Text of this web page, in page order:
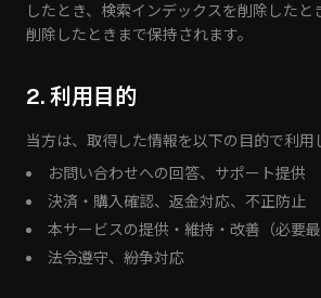
したとき、検索インデックスを削除したと
削除したときまで保持されます。
2. 利用目的
当方は、取得した情報を以下の目的で利用
お問い合わせへの回答、サポート提供
決済・購入確認、返金対応、不正防止
本サービスの提供・維持・改善（必要最
法令遵守、紛争対応